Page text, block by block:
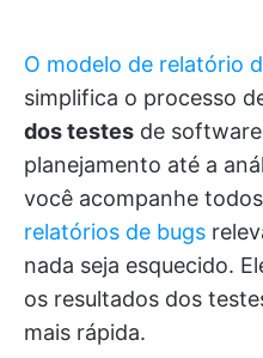
O modelo de relatório
simplifica o processo
dos testes de
planejamento até a
você acompanhe
relatórios de bugs
nada seja esquecido.
os resultados dos
mais rápida.